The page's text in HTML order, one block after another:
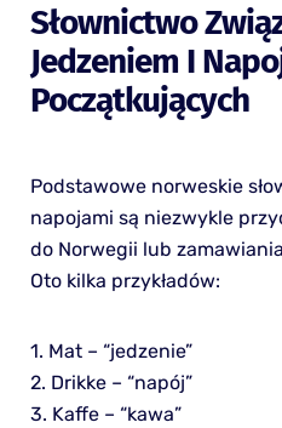
Słownictwo
Jedzeniem I
Początkujących
Podstawowe norweskie
napojami są niezwykle
do Norwegii lub
Oto kilka przykładów:
1. Mat – “jedzenie”
2. Drikke – “napój”
3. Kaffe – “kawa”